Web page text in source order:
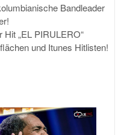
Bandleader
„EL PIRULERO“
und Itunes Hitlisten!